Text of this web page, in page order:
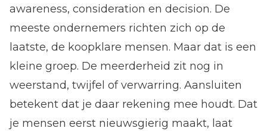
awareness, consideration en decision. De
meeste ondernemers richten zich op de
laatste, de koopklare mensen. Maar dat is een
kleine groep. De meerderheid zit nog in
weerstand, twijfel of verwarring. Aansluiten
betekent dat je daar rekening mee houdt. Dat
je mensen eerst nieuwsgierig maakt, laat